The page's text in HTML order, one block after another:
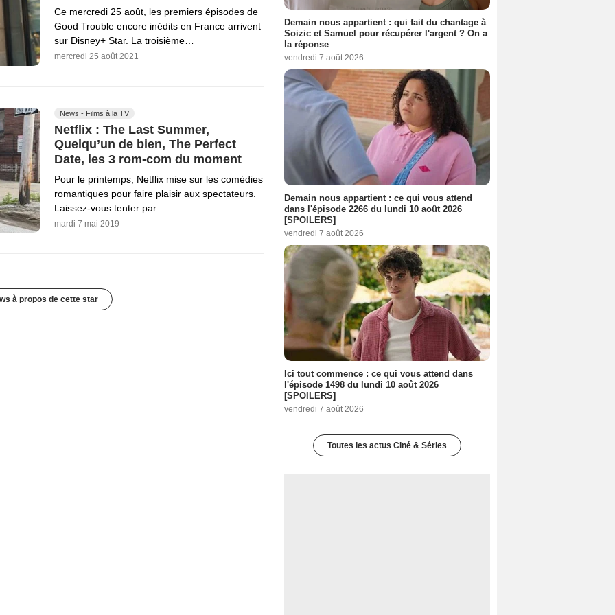
Ce mercredi 25 août, les premiers épisodes de
Good Trouble encore inédits en France arrivent
sur Disney+ Star. La troisième…
mercredi 25 août 2021
News - Films à la TV
Netflix : The Last Summer,
Quelqu’un de bien, The Perfect
Date, les 3 rom-com du moment
Pour le printemps, Netflix mise sur les comédies
romantiques pour faire plaisir aux spectateurs.
Laissez-vous tenter par…
mardi 7 mai 2019
à propos de cette star
Demain nous appartient : qui fait du chantage à
Soizic et Samuel pour récupérer l'argent ? On a
la réponse
vendredi 7 août 2026
Demain nous appartient : ce qui vous attend
dans l'épisode 2266 du lundi 10 août 2026
[SPOILERS]
vendredi 7 août 2026
Ici tout commence : ce qui vous attend dans
l'épisode 1498 du lundi 10 août 2026
[SPOILERS]
vendredi 7 août 2026
Toutes les actus Ciné & Séries